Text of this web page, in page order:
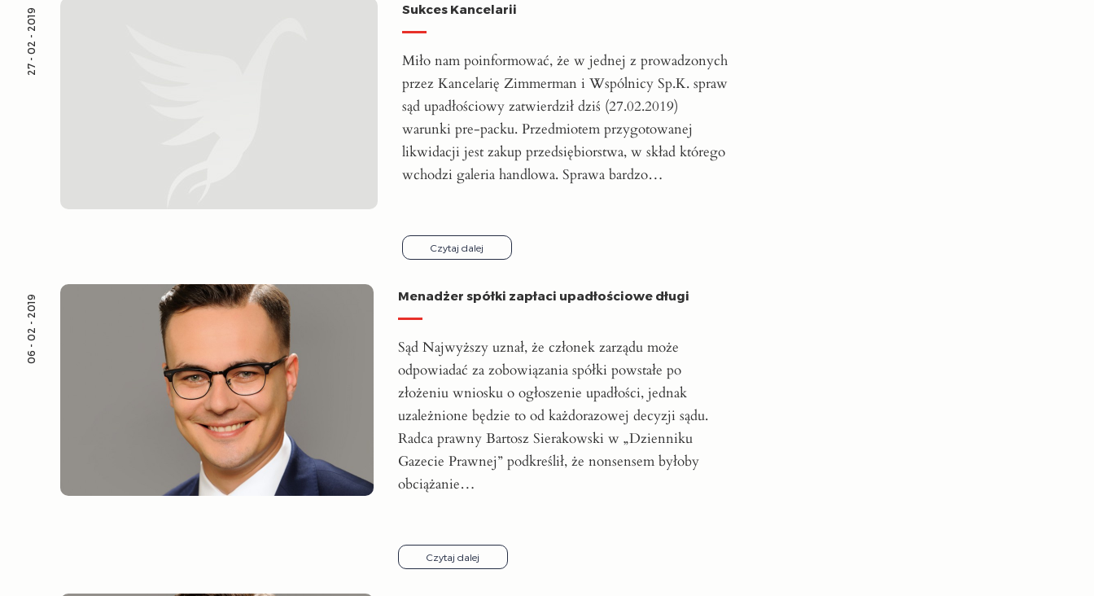
27 - 02 - 2019 Sukces Kancelarii
Miło nam poinformować, że w jednej z prowadzonych
przez Kancelarię Zimmerman i Wspólnicy Sp.K. spraw
sąd upadłościowy zatwierdził dziś (27.02.2019)
warunki pre-packu. Przedmiotem przygotowanej
likwidacji jest zakup przedsiębiorstwa, w skład którego
wchodzi galeria handlowa. Sprawa bardzo…
Czytaj dalej
06 - 02 - 2019 Menadżer spółki zapłaci upadłościowe długi
Sąd Najwyższy uznał, że członek zarządu może
odpowiadać za zobowiązania spółki powstałe po
złożeniu wniosku o ogłoszenie upadłości, jednak
uzależnione będzie to od każdorazowej decyzji sądu.
Radca prawny Bartosz Sierakowski w „Dzienniku
Gazecie Prawnej” podkreślił, że nonsensem byłoby
obciążanie…
Czytaj dalej